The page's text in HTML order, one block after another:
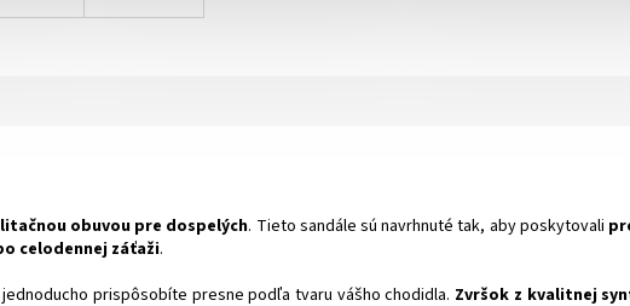
obuvou pre dospelých. Tieto sandále sú navrhnuté tak, aby poskytovali
celodennej záťaži.
prispôsobíte presne podľa tvaru vášho chodidla. Zvršok z kvalitnej